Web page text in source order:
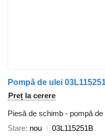
Preț la cerere
Piesă de schimb - pompă de
Stare nou 03L115251B